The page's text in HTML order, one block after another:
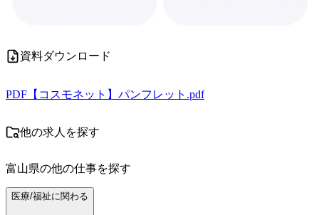
資料ダウンロード
PDF 【コスモネット】パンフレット.pdf
他の求人を探す
富山県の他の仕事を探す
医療/福祉に関わる